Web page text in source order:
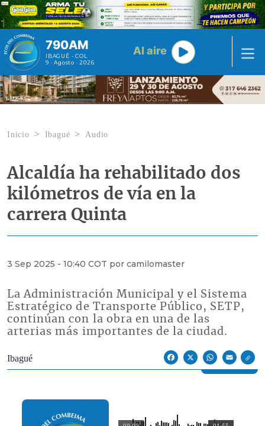
Pasar al contenido principal
790AM
IBAGUÉ - COL
9 · Agosto · 2026
Al aire
Inicio Ibagué Audio
Alcaldía ha rehabilitado dos
kilómetros de vía en la
carrera Quinta
3 Sep 2025 - 10:40 COT por camilomaster
La Administración Municipal y el Sistema
Estratégico de Transporte Público, SETP,
continúan con la obra en una de las
arterias más importantes de la ciudad.
Econoticias y Eventos
Ibagué
FacebookX WhatsAppEmail